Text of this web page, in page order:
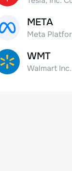
META
WMT
Walmart Inc.